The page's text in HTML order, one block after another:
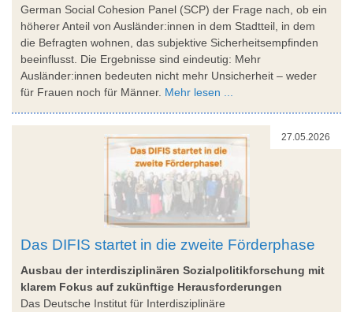
German Social Cohesion Panel (SCP) der Frage nach, ob ein
höherer Anteil von Ausländer:innen in dem Stadtteil, in dem
die Befragten wohnen, das subjektive Sicherheitsempfinden
beeinflusst. Die Ergebnisse sind eindeutig: Mehr
Ausländer:innen bedeuten nicht mehr Unsicherheit – weder
für Frauen noch für Männer. Mehr lesen ...
27.05.2026
Das DIFIS startet in die zweite Förderphase
Ausbau der interdisziplinären Sozialpolitikforschung mit
klarem Fokus auf zukünftige Herausforderungen
Das Deutsche Institut für Interdisziplinäre